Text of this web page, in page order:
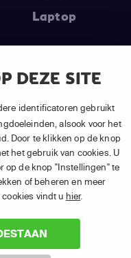
DEZE SITE
identificatoren gebruikt
alsook voor het
Door te klikken op de knop
het gebruik van cookies. U
op de knop "Instellingen" te
of beheren en meer
vindt u hier.
Laptop
Apple TV
LG TV